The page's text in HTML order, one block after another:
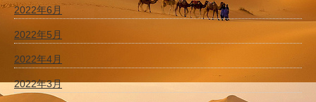
2022年6月
2022年5月
2022年4月
2022年3月